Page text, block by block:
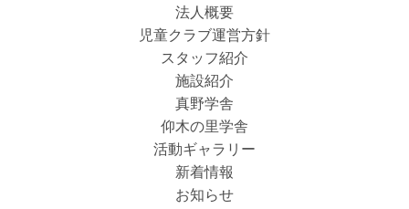
法人概要
児童クラブ運営方針
スタッフ紹介
施設紹介
真野学舎
仰木の里学舎
活動ギャラリー
新着情報
お知らせ